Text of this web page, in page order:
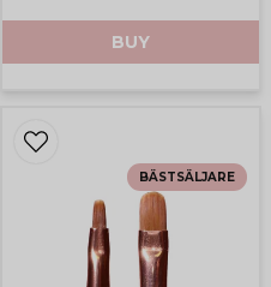
BUY
BÄSTSÄLJARE